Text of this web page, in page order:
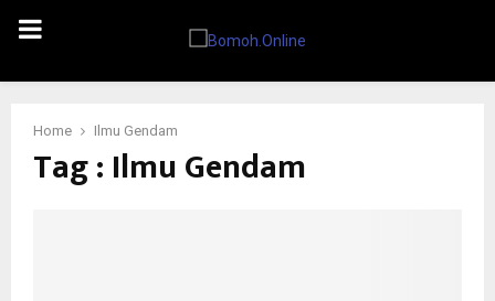
PRIMARY
MENU
Home Ilmu Gendam
Tag : Ilmu Gendam